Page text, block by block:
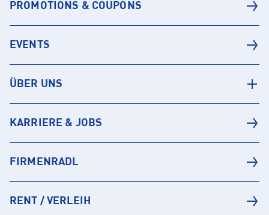
PROMOTIONS & COUPONS
EVENTS
ÜBER UNS
KARRIERE & JOBS
FIRMENRADL
RENT / VERLEIH